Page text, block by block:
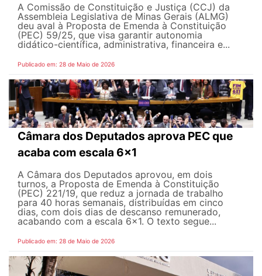
A Comissão de Constituição e Justiça (CCJ) da
Assembleia Legislativa de Minas Gerais (ALMG)
deu aval à Proposta de Emenda à Constituição
(PEC) 59/25, que visa garantir autonomia
didático-científica, administrativa, financeira e...
Publicado em: 28 de Maio de 2026
Câmara dos Deputados aprova PEC que
acaba com escala 6x1
A Câmara dos Deputados aprovou, em dois
turnos, a Proposta de Emenda à Constituição
(PEC) 221/19, que reduz a jornada de trabalho
para 40 horas semanais, distribuídas em cinco
dias, com dois dias de descanso remunerado,
acabando com a escala 6x1. O texto segue...
Publicado em: 28 de Maio de 2026